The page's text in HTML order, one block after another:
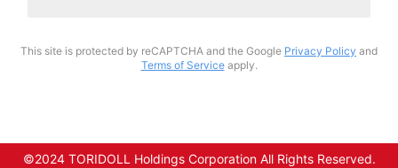
This site is protected by reCAPTCHA and the Google Privacy Policy and
Terms of Serviceapply.
©2024 TORIDOLL Holdings Corporation All Rights Reserved.